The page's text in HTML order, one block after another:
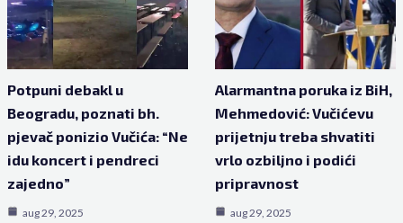
Potpuni debakl u
Beogradu, poznati bh.
pjevač ponizio Vučića: “Ne
idu koncert i pendreci
zajedno”
aug 29, 2025
Alarmantna poruka iz BiH,
Mehmedović: Vučićevu
prijetnju treba shvatiti
vrlo ozbiljno i podići
pripravnost
aug 29, 2025